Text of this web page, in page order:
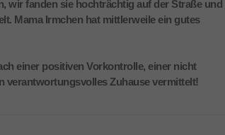
wir fanden sie hochträchtig auf der Straße und
Mama Irmchen hat mittlerweile ein gutes
einer positiven Vorkontrolle, einer nicht
verantwortungsvolles Zuhause vermittelt!